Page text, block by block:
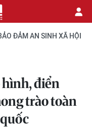
ĐẢM AN SINH XÃ HỘI
hình, điển
trào toàn